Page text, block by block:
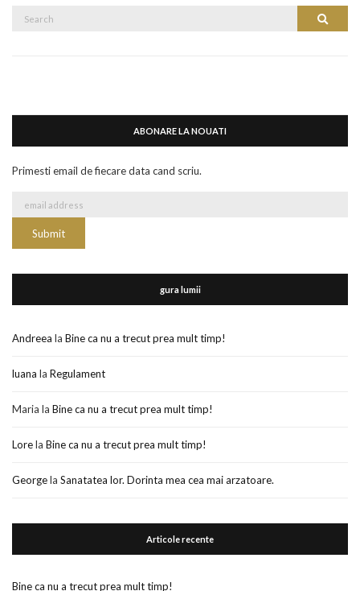
Search
ABONARE LA NOUATI
Primesti email de fiecare data cand scriu.
gura lumii
Andreea la Bine ca nu a trecut prea mult timp!
luana la Regulament
Maria la Bine ca nu a trecut prea mult timp!
Lorela Bine ca nu a trecut prea mult timp!
Georgela Sanatatea lor. Dorinta mea cea mai arzatoare.
Articole recente
Bine ca nu a trecut prea mult timp!